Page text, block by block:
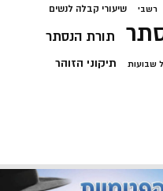
רשבי שיעורי קבלה לנשים
תורת הנסתר
שבועות תיקוני הזוהר